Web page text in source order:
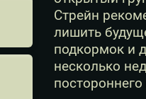
Стрейн
лишить
подкормок и
несколько